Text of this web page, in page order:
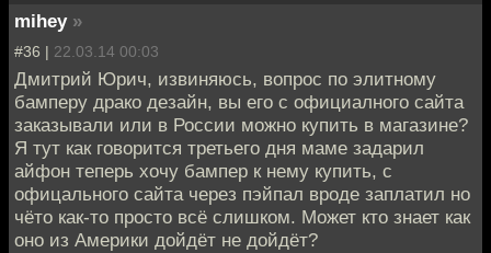
mihey »
#36 | 22.03.14 00:03
Дмитрий Юрич, извиняюсь, вопрос по элитному
бамперу драко дезайн, вы его с официалного сайта
заказывали или в России можно купить в магазине?
Я тут как говорится третьего дня маме задарил
айфон теперь хочу бампер к нему купить, с
офицального сайта через пэйпал вроде заплатил но
чёто как-то просто всё слишком. Может кто знает как
оно из Америки дойдёт не дойдёт?